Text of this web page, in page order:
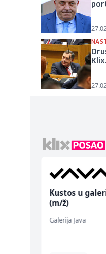
Kustos u
(m/ž)
Galerija Java